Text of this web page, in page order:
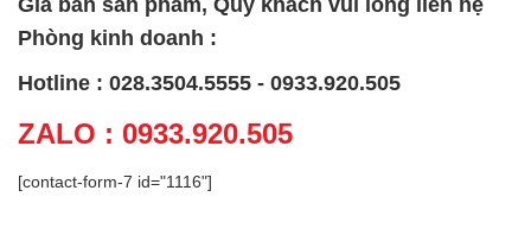
Phòng kinh doanh :
Hotline : 028.3504.5555 - 0933.920.505
ZALO : 0933.920.505
[contact-form-7 id="1116"]